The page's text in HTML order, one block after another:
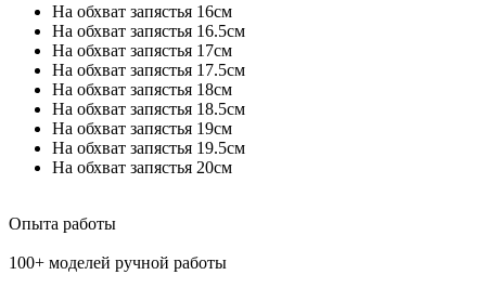
На обхват запястья 16см
На обхват запястья 16.5см
На обхват запястья 17см
На обхват запястья 17.5см
На обхват запястья 18см
На обхват запястья 18.5см
На обхват запястья 19см
На обхват запястья 19.5см
На обхват запястья 20см
Опыта работы
100+ моделей ручной работы